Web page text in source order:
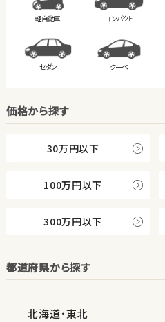
軽自動車 コンパクト
セダン クーペ
価格から探す
30万円以下
100万円以下
300万円以下
都道府県から探す
北海道・東北